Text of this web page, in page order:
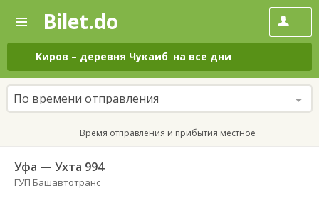
—
Поиск
и
покупка
билетов
на
автобус
онлайн
Bilet.do
Киров – деревня Чукаиб на все дни
По времени отправления
Время отправления и прибытия местное
Уфа — Ухта 994
ГУП Башавтотранс